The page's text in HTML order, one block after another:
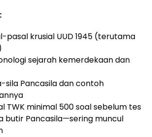
pasal krusial UUD 1945 (terutama
sejarah kemerdekaan dan
sila Pancasila dan contoh
TWK minimal 500 soal sebelum tes
butir Pancasila—sering muncul